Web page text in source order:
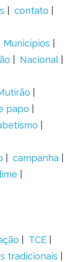
contato
Municípios
Nacional
papo
campanha
TCE
tradicionais